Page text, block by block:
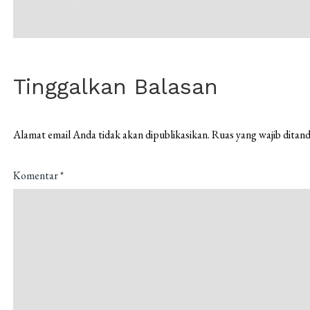
Tinggalkan Balasan
Alamat email Anda tidak akan dipublikasikan.Ruas yang wajib
Komentar*